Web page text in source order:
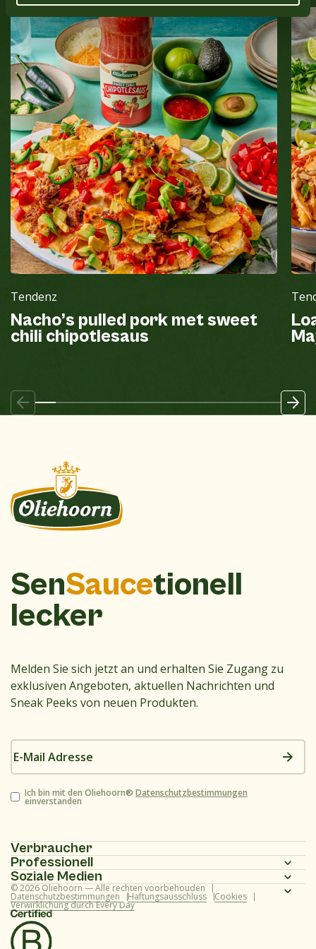
Tendenz
Nacho’s pulled pork met sweet
chili chipotlesaus
SenSaucetionell
lecker
Melden Sie sich jetzt an und erhalten Sie Zugang zu
exklusiven Angeboten, aktuellen Nachrichten und
Sneak Peeks von neuen Produkten.
E-
Mail
Zustimmung
Ich bin mit den Oliehoorn® Datenschutzbestimmungen
einverstanden
Verbraucher
Homepage
Produktpalette
Rezepte
Professionell
Homepage
Produktpalette
Rezepte
Soziale Medien
Instagram
Facebook
© 2026 Oliehoorn — Alle rechten voorbehouden
Datenschutzbestimmungen Haftungsausschluss Cookies
Verwirklichung durch Every Day